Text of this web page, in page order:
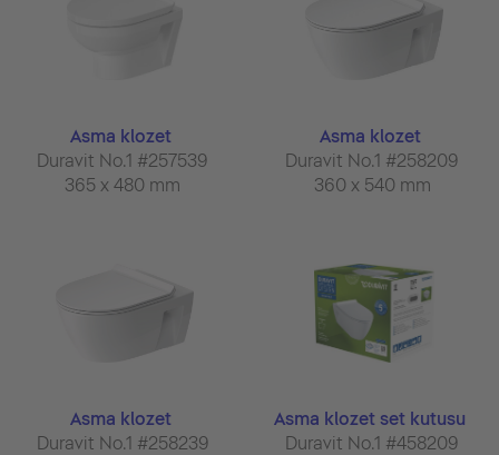
Asma klozet
Duravit No.1 #257539
365 x 480 mm
Asma klozet
Duravit No.1 #258209
360 x 540 mm
Asma klozet
Duravit No.1 #258239
Asma klozet set kutusu
Duravit No.1 #458209